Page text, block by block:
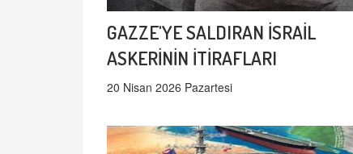
GAZZE'YE SALDIRAN İSRAİL
ASKERİNİN İTİRAFLARI
20 Nisan 2026 Pazartesi